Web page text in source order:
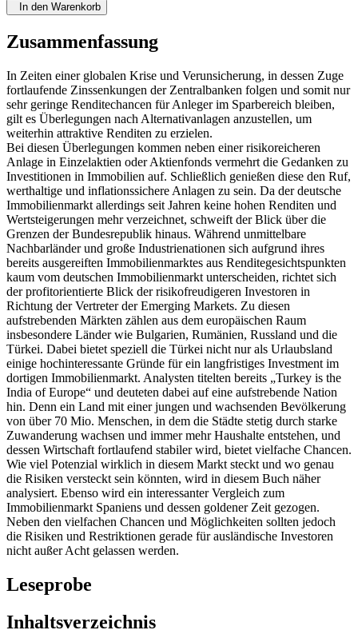
In den Warenkorb
Zusammenfassung
In Zeiten einer globalen Krise und Verunsicherung, in dessen Zuge
fortlaufende Zinssenkungen der Zentralbanken folgen und somit nur
sehr geringe Renditechancen für Anleger im Sparbereich bleiben,
gilt es Überlegungen nach Alternativanlagen anzustellen, um
weiterhin attraktive Renditen zu erzielen.
Bei diesen Überlegungen kommen neben einer risikoreicheren
Anlage in Einzelaktien oder Aktienfonds vermehrt die Gedanken zu
Investitionen in Immobilien auf. Schließlich genießen diese den Ruf,
werthaltige und inflationssichere Anlagen zu sein. Da der deutsche
Immobilienmarkt allerdings seit Jahren keine hohen Renditen und
Wertsteigerungen mehr verzeichnet, schweift der Blick über die
Grenzen der Bundesrepublik hinaus. Während unmittelbare
Nachbarländer und große Industrienationen sich aufgrund ihres
bereits ausgereiften Immobilienmarktes aus Renditegesichtspunkten
kaum vom deutschen Immobilienmarkt unterscheiden, richtet sich
der profitorientierte Blick der risikofreudigeren Investoren in
Richtung der Vertreter der Emerging Markets. Zu diesen
aufstrebenden Märkten zählen aus dem europäischen Raum
insbesondere Länder wie Bulgarien, Rumänien, Russland und die
Türkei. Dabei bietet speziell die Türkei nicht nur als Urlaubsland
einige hochinteressante Gründe für ein langfristiges Investment im
dortigen Immobilienmarkt. Analysten titelten bereits „Turkey is the
India of Europe“ und deuteten dabei auf eine aufstrebende Nation
hin. Denn ein Land mit einer jungen und wachsenden Bevölkerung
von über 70 Mio. Menschen, in dem die Städte stetig durch starke
Zuwanderung wachsen und immer mehr Haushalte entstehen, und
dessen Wirtschaft fortlaufend stabiler wird, bietet vielfache Chancen.
Wie viel Potenzial wirklich in diesem Markt steckt und wo genau
die Risiken versteckt sein könnten, wird in diesem Buch näher
analysiert. Ebenso wird ein interessanter Vergleich zum
Immobilienmarkt Spaniens und dessen goldener Zeit gezogen.
Neben den vielfachen Chancen und Möglichkeiten sollten jedoch
die Risiken und Restriktionen gerade für ausländische Investoren
nicht außer Acht gelassen werden.
Leseprobe
Inhaltsverzeichnis